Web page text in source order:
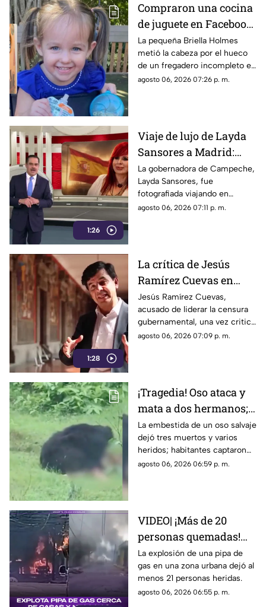
Compraron una cocina
de juguete en Facebook
y terminó en tragedia:
Muere niña de 3 años
atrapada en el mueble
La pequeña Briella Holmes
metió la cabeza por el hueco
de un fregadero incompleto en
un mueble de segunda mano;
agosto 06, 2026 07:26 p. m.
1:26
Viaje de lujo de Layda
Sansores a Madrid:
captada junto a su
hermana del DIF
estatal
La gobernadora de Campeche,
Layda Sansores, fue
fotografiada viajando en
primera clase a Madrid,
agosto 06, 2026 07:11 p. m.
1:28
La crítica de Jesús
Ramírez Cuevas en
2013 se vuelve
relevante en la censura
actual
Jesús Ramírez Cuevas,
acusado de liderar la censura
gubernamental, una vez criticó
abiertamente en 2013 la
agosto 06, 2026 07:09 p. m.
¡Tragedia! Oso ataca y
mata a dos hermanos;
dramático momento
quedó grabado en
VIDEO
La embestida de un oso salvaje
dejó tres muertos y varios
heridos; habitantes captaron
en video los momentos de
agosto 06, 2026 06:59 p. m.
VIDEO| ¡Más de 20
personas quemadas!
Explota pipa de gas
cerca de casas y
negocios
La explosión de una pipa de
gas en una zona urbana dejó al
menos 21 personas heridas.
agosto 06, 2026 06:55 p. m.